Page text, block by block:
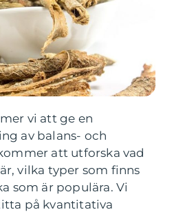
vi att ge en
av balans- och
att utforska vad
vilka typer som finns
som är populära. Vi
på kvantitativa